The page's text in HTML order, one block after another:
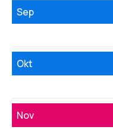
Sep
Okt
Nov